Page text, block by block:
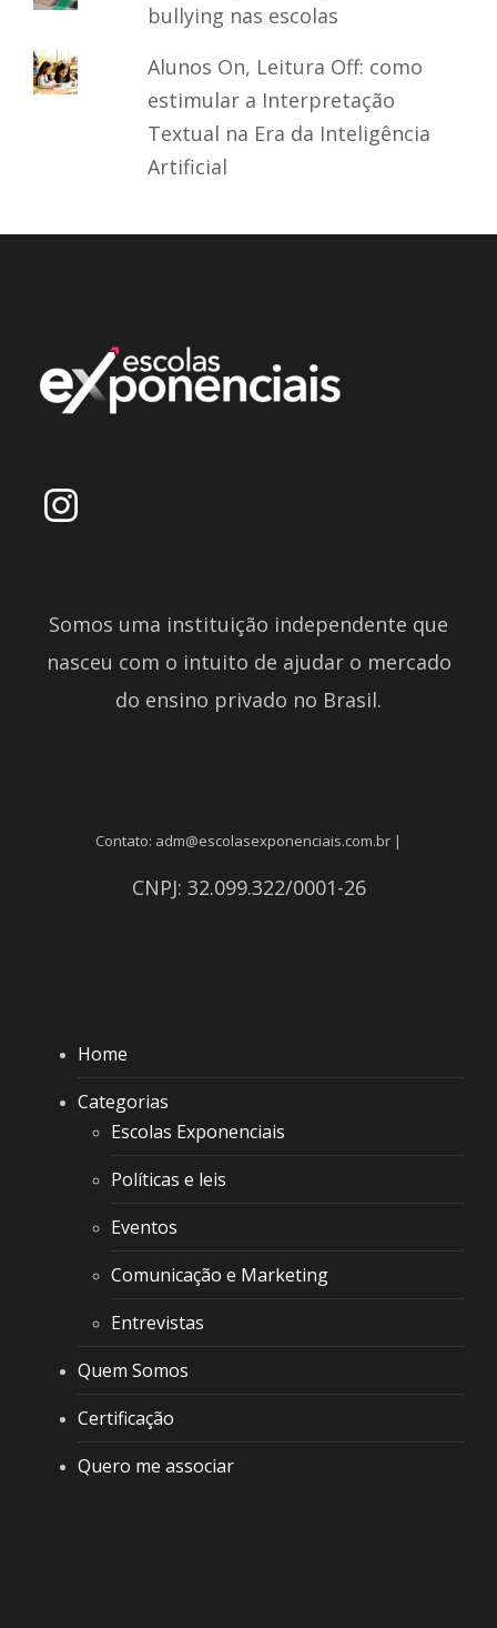
bullying nas escolas
Alunos On, Leitura Off: como
estimular a Interpretação
Textual na Era da Inteligência
Artificial
Somos uma instituição independente que
nasceu com o intuito de ajudar o mercado
do ensino privado no Brasil.
Contato: adm@escolasexponenciais.com.br |
CNPJ: 32.099.322/0001-26
Home
Categorias
Escolas Exponenciais
Políticas e leis
Eventos
Comunicação e Marketing
Entrevistas
Quem Somos
Certificação
Quero me associar